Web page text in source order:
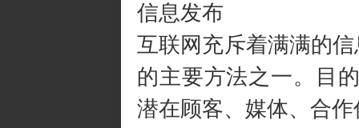
信息发布
互联网充斥着满满的
的主要方法之一。目
潜在顾客、媒体、合